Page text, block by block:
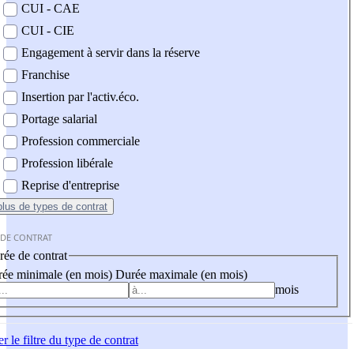
CUI - CAE
CUI - CIE
Engagement à servir dans la réserve
Franchise
Insertion par l'activ.éco.
Portage salarial
Profession commerciale
Profession libérale
Reprise d'entreprise
de types de contrat
CONTRAT
de contrat
minimale (en mois) Durée maximale (en mois)
mois
le filtre du type de contrat